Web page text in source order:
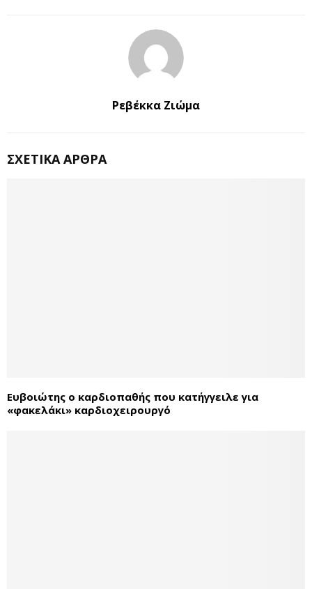
Ρεβέκκα Ζιώμα
ΣΧΕΤΙΚΆ ΆΡΘΡΑ
Ευβοιώτης ο καρδιοπαθής που κατήγγειλε για
«φακελάκι» καρδιοχειρουργό